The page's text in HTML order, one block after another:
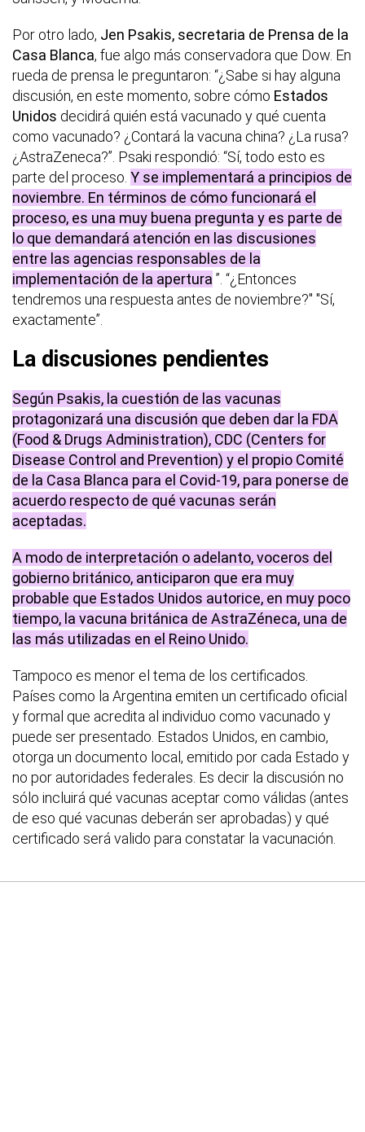
Por otro lado, Jen Psakis, secretaria de Prensa de la
Casa Blanca, fue algo más conservadora que Dow. En
rueda de prensa le preguntaron: “¿Sabe si hay alguna
discusión, en este momento, sobre cómo Estados
Unidos decidirá quién está vacunado y qué cuenta
como vacunado? ¿Contará la vacuna china? ¿La rusa?
¿AstraZeneca?”. Psaki respondió: “Sí, todo esto es
parte del proceso. Y se implementará a principios de
noviembre. En términos de cómo funcionará el
proceso, es una muy buena pregunta y es parte de
lo que demandará atención en las discusiones
entre las agencias responsables de la
implementación de la apertura ”. “¿Entonces
tendremos una respuesta antes de noviembre?" "Sí,
exactamente”.
La discusiones pendientes
Según Psakis, la cuestión de las vacunas
protagonizará una discusión que deben dar la FDA
(Food & Drugs Administration), CDC (Centers for
Disease Control and Prevention) y el propio Comité
de la Casa Blanca para el Covid-19, para ponerse de
acuerdo respecto de qué vacunas serán
aceptadas.
A modo de interpretación o adelanto, voceros del
gobierno británico, anticiparon que era muy
probable que Estados Unidos autorice, en muy poco
tiempo, la vacuna británica de AstraZéneca, una de
las más utilizadas en el Reino Unido.
Tampoco es menor el tema de los certificados.
Países como la Argentina emiten un certificado oficial
y formal que acredita al individuo como vacunado y
puede ser presentado. Estados Unidos, en cambio,
otorga un documento local, emitido por cada Estado y
no por autoridades federales. Es decir la discusión no
sólo incluirá qué vacunas aceptar como válidas (antes
de eso qué vacunas deberán ser aprobadas) y qué
certificado será valido para constatar la vacunación.